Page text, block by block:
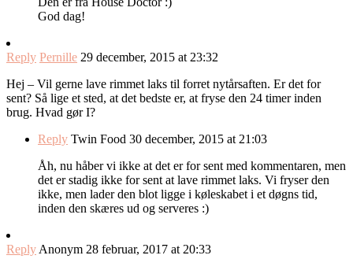
God dag!
Reply Pernille 29 december, 2015 at 23:32
Hej – Vil gerne lave rimmet laks til forret nytårsaften. Er det for
sent? Så lige et sted, at det bedste er, at fryse den 24 timer inden
brug. Hvad gør I?
Reply Twin Food 30 december, 2015 at 21:03
Åh, nu håber vi ikke at det er for sent med kommentaren, men
det er stadig ikke for sent at lave rimmet laks. Vi fryser den
ikke, men lader den blot ligge i køleskabet i et døgns tid,
inden den skæres ud og serveres :)
Reply Anonym 28 februar, 2017 at 20:33